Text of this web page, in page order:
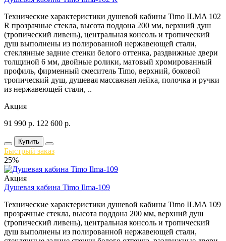
Технические характеристики душевой кабины Timo ILMA 102
R прозрачные стекла, высота поддона 200 мм, верхний душ
(тропический ливень), центральная консоль и тропический
душ выполнены из полированной нержавеющей стали,
стеклянные задние стенки белого оттенка, раздвижные двери
толщиной 6 мм, двойные ролики, матовый хромированный
профиль, фирменный смеситель Timo, верхний, боковой
тропический душ, душевая массажная лейка, полочка и ручки
из нержавеющей стали, ..
Акция
91 990 р. 122 600 р.
Купить
Быстрый заказ
25%
Акция
Душевая кабина Timo Ilma-109
Технические характеристики душевой кабины Timo ILMA 109
прозрачные стекла, высота поддона 200 мм, верхний душ
(тропический ливень), центральная консоль и тропический
душ выполнены из полированной нержавеющей стали,